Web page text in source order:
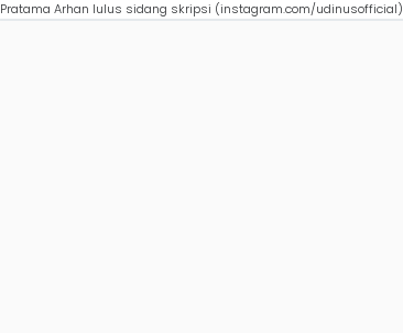
Pratama Arhan lulus sidang skripsi (instagram.com/udinusofficial)